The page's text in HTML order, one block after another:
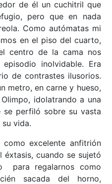
de él un cuchitril que
pero que en nada
Como autómatas mi
en el piso del cuarto,
centro de la cama nos
inolvidable. Era
de contrastes ilusorios.
metro, en carne y hueso,
idolatrando a una
se perfiló sobre su vasta
vida.
excelente anfitrión
cuando se sujetó
para regalarnos como
sacada del horno,